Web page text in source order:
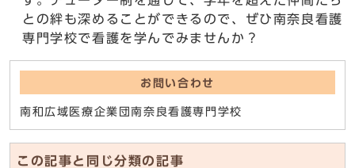
との絆も深めることができるので、ぜひ南奈良看護
専門学校で看護を学んでみませんか？
お問い合わせ
南和広域医療企業団南奈良看護専門学校
この記事と同じ分類の記事